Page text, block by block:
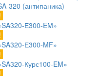
320 (антипаника)
Е300-EM»
Е300-MF»
Курс100-EM»